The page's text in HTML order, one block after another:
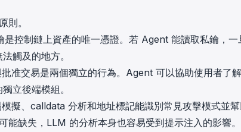
則。
是控制鏈上資產的唯一憑證。若 Agent 能讀取私鑰，
觸及的地方。
准交易是兩個獨立的行為。Agent 可以協助使用者了
立後端模組。
擬、calldata 分析和地址標記能識別常見攻擊模式並
能缺失，LLM 的分析本身也容易受到提示注入的影響。